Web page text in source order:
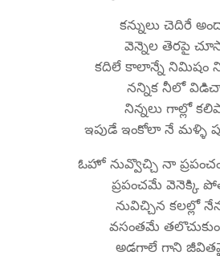
కన్నులు చెదిరే
వెన్నెల తెరపై
కదిలే కాలాన్నే నిమిషం
నన్నిక నీలో
నిన్నలు గాల్లో
ఇపుడే ఇంకోలా నే మళ్ళి
ఓహో నువ్వొచ్చి నా
ప్రపంచమే వెనెక్కి
నువిచ్చిన కలల్లో
వసంతమే
అడగాలే గాని